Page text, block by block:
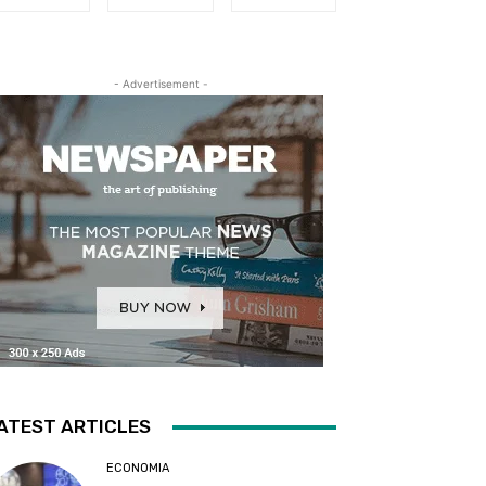
- Advertisement -
ARTICLES
ECONOMIA